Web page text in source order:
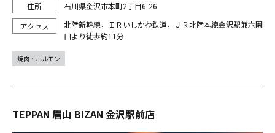
石川県金沢市本町2丁目6-26
北陸新幹線，ＩＲいしかわ鉄道，ＪＲ北陸本線金沢駅兼六園
口より徒歩約11分
焼肉・ホルモン
TEPPAN 眉山 BIZAN 金沢駅前店